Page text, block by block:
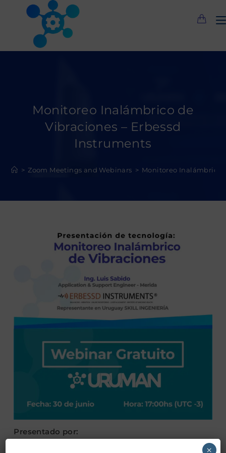
Monitoreo Inalámbrico de
Vibraciones – Erbessd
Instruments
> Zoom Meetings and Webinars > Monitoreo Inalámbrico
Presentado por:
×